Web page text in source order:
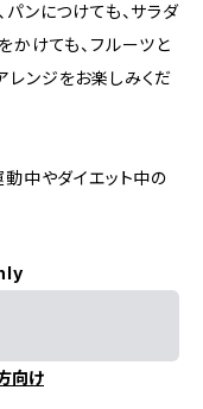
パンにつけても、サラダ
かけても、フルーツと
レンジをお楽しみくだ
動中やダイエット中の
向け